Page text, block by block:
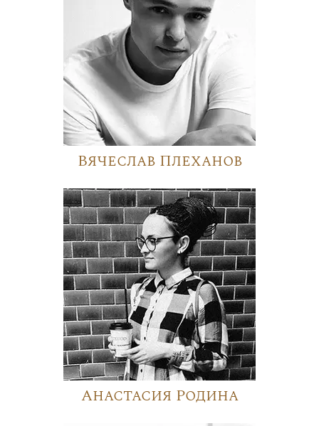
Вячеслав Плеханов
Анастасия Родина